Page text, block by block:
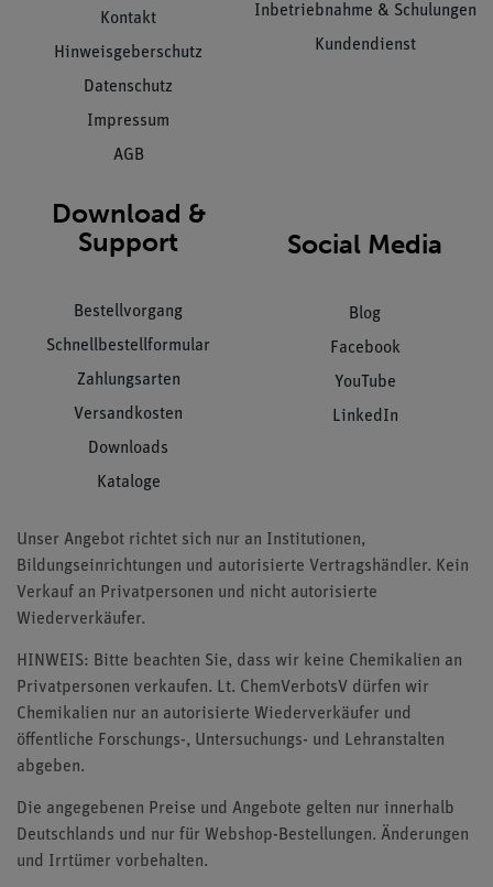
Kontakt
Hinweisgeberschutz
Datenschutz
Impressum
AGB
Inbetriebnahme & Schulungen
Kundendienst
Download &
Support
Bestellvorgang
Schnellbestellformular
Zahlungsarten
Versandkosten
Downloads
Kataloge
Social Media
Blog
Facebook
YouTube
LinkedIn
Unser Angebot richtet sich nur an Institutionen,
Bildungseinrichtungen und autorisierte Vertragshändler. Kein
Verkauf an Privatpersonen und nicht autorisierte
Wiederverkäufer.
HINWEIS: Bitte beachten Sie, dass wir keine Chemikalien an
Privatpersonen verkaufen. Lt. ChemVerbotsV dürfen wir
Chemikalien nur an autorisierte Wiederverkäufer und
öffentliche Forschungs-, Untersuchungs- und Lehranstalten
abgeben.
Die angegebenen Preise und Angebote gelten nur innerhalb
Deutschlands und nur für Webshop-Bestellungen. Änderungen
und Irrtümer vorbehalten.